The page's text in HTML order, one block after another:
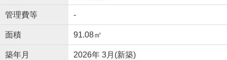
管理費等 -
面積 91.08㎡
築年月 2026年 3月(新築)